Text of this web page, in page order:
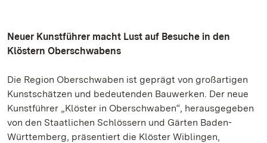
Neuer Kunstführer macht Lust auf Besuche in den
Klöstern Oberschwabens
Die Region Oberschwaben ist geprägt von großartigen
Kunstschätzen und bedeutenden Bauwerken. Der neue
Kunstführer „Klöster in Oberschwaben“, herausgegeben
von den Staatlichen Schlössern und Gärten Baden-
Württemberg, präsentiert die Klöster Wiblingen,